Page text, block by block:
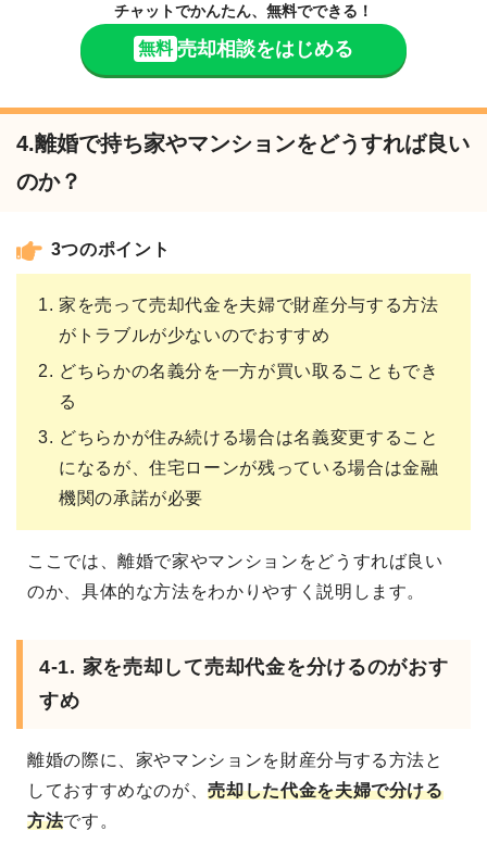
チャットでかんたん、無料でできる！
無料 売却相談をはじめる
4.離婚で持ち家やマンションをどうすれば良い
のか？
3つのポイント
家を売って売却代金を夫婦で財産分与する方法
がトラブルが少ないのでおすすめ
どちらかの名義分を一方が買い取ることもでき
る
どちらかが住み続ける場合は名義変更すること
になるが、住宅ローンが残っている場合は金融
機関の承諾が必要
ここでは、離婚で家やマンションをどうすれば良い
のか、具体的な方法をわかりやすく説明します。
4-1. 家を売却して売却代金を分けるのがおす
すめ
離婚の際に、家やマンションを財産分与する方法と
しておすすめなのが、売却した代金を夫婦で分ける
方法です。